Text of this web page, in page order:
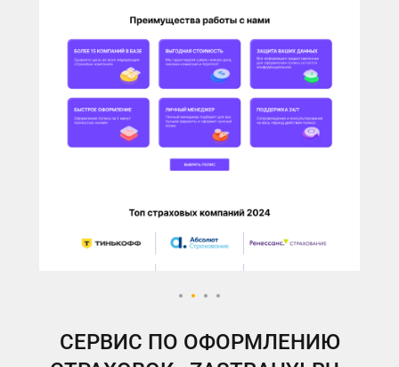
CЕРВИС ПО ОФОРМЛЕНИЮ
У ВАС ЕСТЬ САЙТ,
НО РЕКЛАМА НЕ ПРИНОСИТ
ЗАЯВОК?
Предлагаем решение, которое
наших клиентов
увеличить заявки